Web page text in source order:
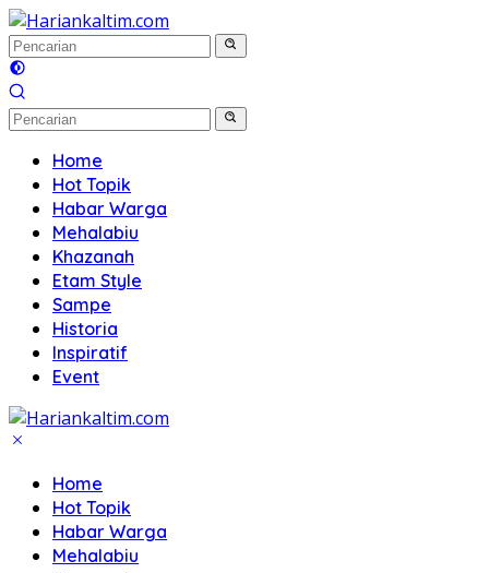
Langsung
ke
konten
Home
Hot Topik
Habar Warga
Mehalabiu
Khazanah
Etam Style
Sampe
Historia
Inspiratif
Event
Home
Hot Topik
Habar Warga
Mehalabiu